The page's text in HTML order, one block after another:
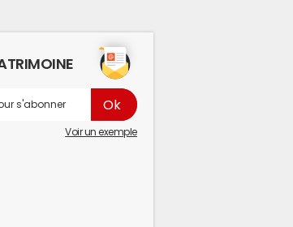
Voir un exemple